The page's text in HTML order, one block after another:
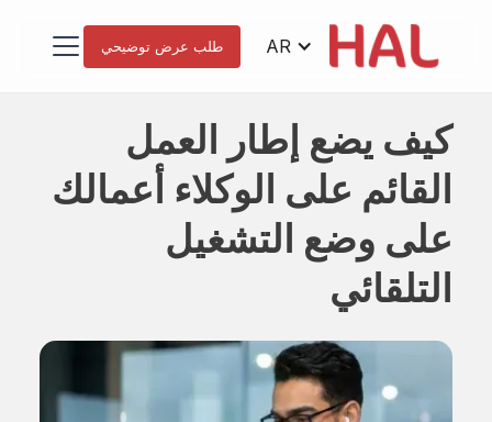
AR طلب عرض توضيحي
كيف يضع إطار العمل
القائم على الوكلاء أعمالك
على وضع التشغيل
التلقائي